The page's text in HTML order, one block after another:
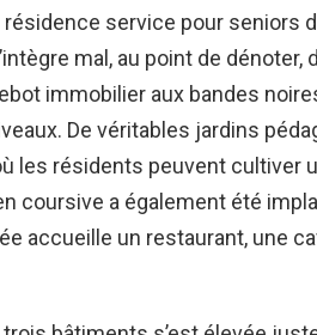
service pour seniors
mal, au point de dénoter,
immobilier aux bandes
De véritables jardins
les résidents peuvent cultiver
coursive a également été
accueille un restaurant, une